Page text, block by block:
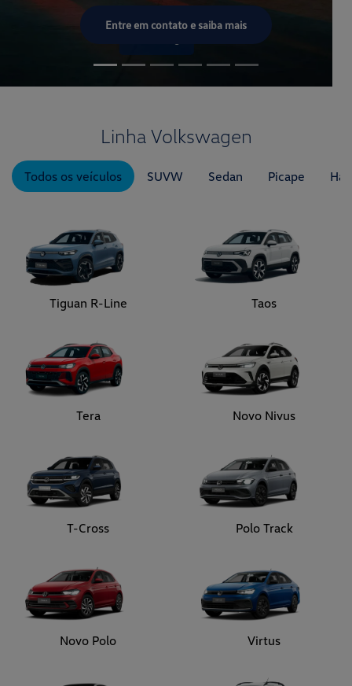
Todos os veículos SUVW Sedan
Tera Novo Nivus
T-Cross Polo Track
Novo Polo Virtus
Jetta Nova Saveiro